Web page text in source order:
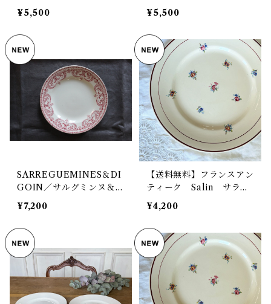
アンティークプレート フ
ランス 【V-309】
¥5,500
アンティークプレート フ
ランス 【V-310】
¥5,500
SARREGUEMINES＆DI
GOIN／サルグミンヌ＆デ
ィゴワン プレート 平皿 ア
ンティーク フランス【V-
237】
¥7,200
【送料無料】フランスアン
ティーク Salin サラ
ン 小花デザイン デザー
トプレート【913-D】【フ
ランスバイヤーセレクト
品】
¥4,200